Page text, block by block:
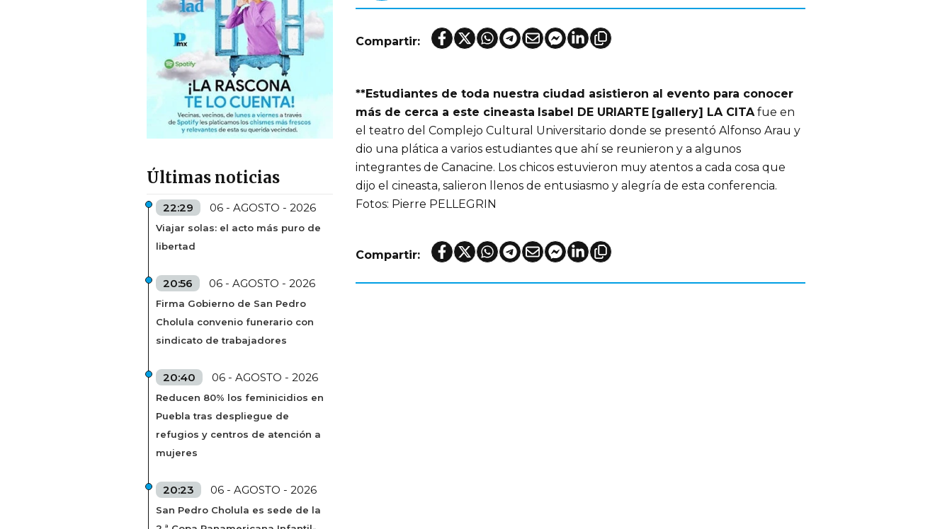
Últimas noticias
22:29 06 - AGOSTO - 2026
Viajar solas: el acto más puro de
libertad
20:56 06 - AGOSTO - 2026
Firma Gobierno de San Pedro
Cholula convenio funerario con
sindicato de trabajadores
20:40 06 - AGOSTO - 2026
Reducen 80% los feminicidios en
Puebla tras despliegue de
refugios y centros de atención a
mujeres
20:23 06 - AGOSTO - 2026
San Pedro Cholula es sede de la
Compartir:
**Estudiantes de toda nuestra ciudad asistieron al evento para conocer
más de cerca a este cineasta Isabel DE URIARTE [gallery] LA CITAfue en
el teatro del Complejo Cultural Universitario donde se presentó Alfonso Arau y
dio una plática a varios estudiantes que ahí se reunieron y a algunos
integrantes de Canacine. Los chicos estuvieron muy atentos a cada cosa que
dijo el cineasta, salieron llenos de entusiasmo y alegría de esta conferencia.
Fotos: Pierre PELLEGRIN
Compartir: